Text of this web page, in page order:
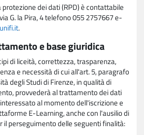
protezione dei dati (RPD) è contattabile
G. la Pira, 4 telefono 055 2757667 e-
.
e base giuridica
di liceità, correttezza, trasparenza,
e necessità di cui all'art. 5, paragrafo
degli Studi di Firenze, in qualità di
provvederà al trattamento dei dati
al momento dell'iscrizione e
E-Learning, anche con l'ausilio di
il perseguimento delle seguenti finalità: